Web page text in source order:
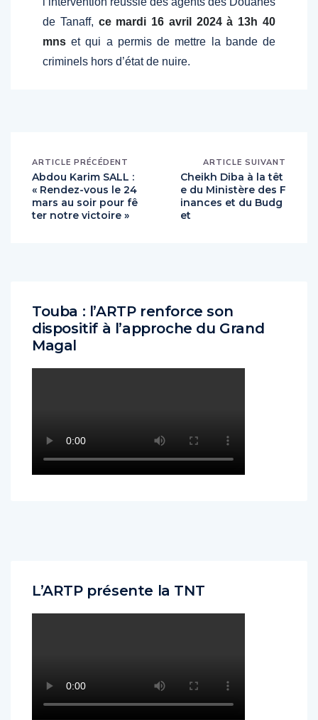
de Tanaff, ce mardi 16 avril 2024 à 13h 40
mns et qui a permis de mettre la bande de
criminels hors d’état de nuire.
ARTICLE PRÉCÉDENT
Abdou Karim SALL :
« Rendez-vous le 24
mars au soir pour fê
ter notre victoire »
ARTICLE SUIVANT
Cheikh Diba à la têt
e du Ministère des F
inances et du Budg
et
Touba : l’ARTP renforce son
dispositif à l’approche du Grand
Magal
L’ARTP présente la TNT